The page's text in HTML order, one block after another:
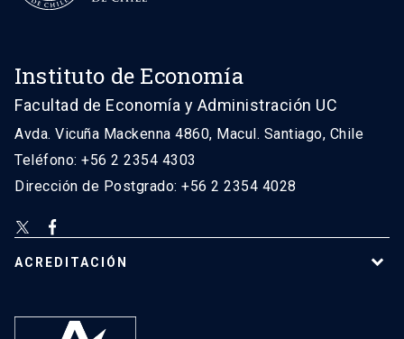
Instituto de Economía
Facultad de Economía y Administración UC
Avda. Vicuña Mackenna 4860, Macul. Santiago, Chile
Teléfono: +56 2 2354 4303
Dirección de Postgrado: +56 2 2354 4028
ACREDITACIÓN